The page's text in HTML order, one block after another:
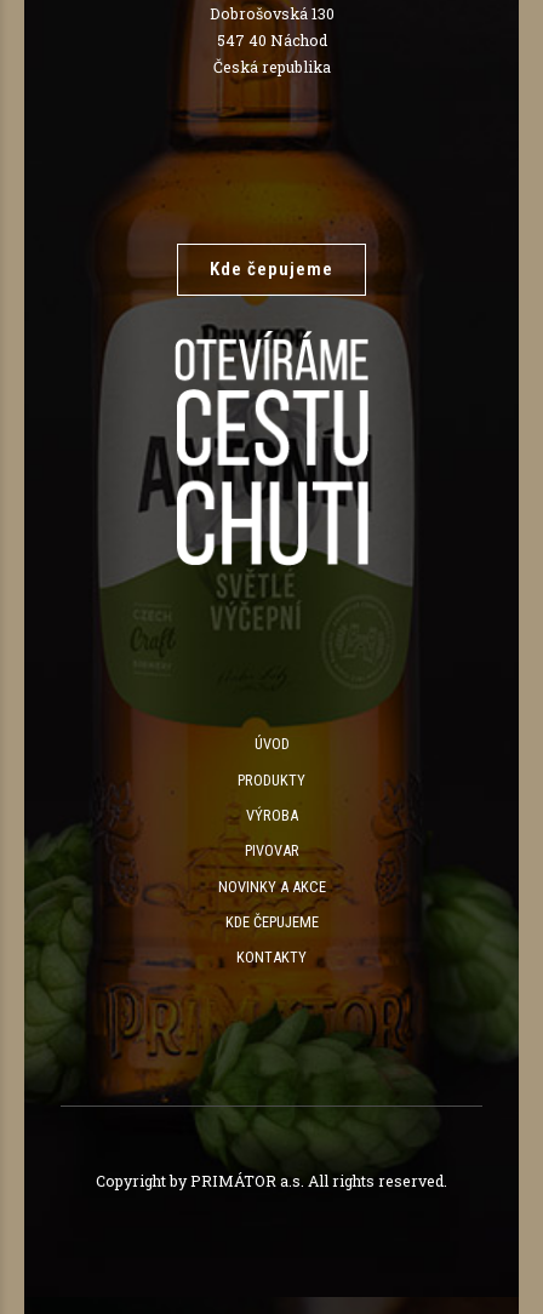
Dobrošovská 130
547 40 Náchod
Česká republika
Kde čepujeme
ÚVOD
PRODUKTY
VÝROBA
PIVOVAR
NOVINKY A AKCE
KDE ČEPUJEME
KONTAKTY
Copyright by PRIMÁTOR a.s. All rights reserved.